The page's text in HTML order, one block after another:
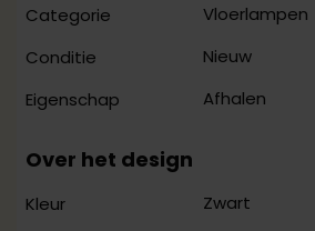
Categorie
Vloerlampen
Conditie
Nieuw
Eigenschap
Afhalen
Over het design
Kleur
Zwart